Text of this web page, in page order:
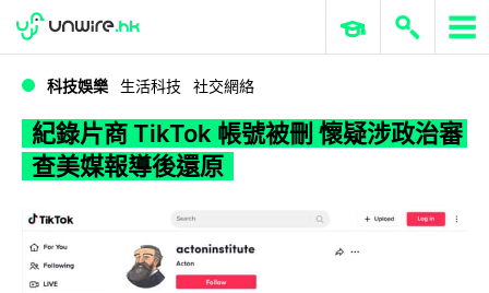
WWDC 2026 ERP 與商業 AI
科技娛樂 生活科技 社交網絡
紀錄片商 TikTok 帳號被刪 懷疑涉政治審
查美媒報導後還原